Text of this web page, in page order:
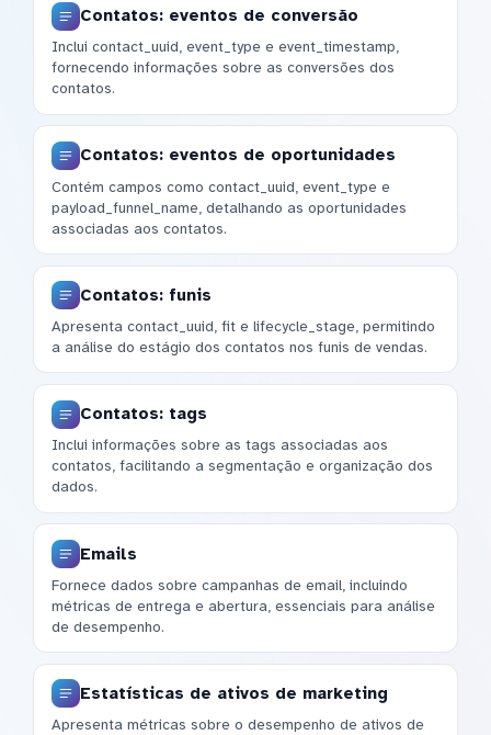
Contatos: eventos de conversão
Inclui contact_uuid, event_type e event_timestamp,
fornecendo informações sobre as conversões dos
contatos.
Contatos: eventos de oportunidades
Contém campos como contact_uuid, event_type e
payload_funnel_name, detalhando as oportunidades
associadas aos contatos.
Contatos: funis
Apresenta contact_uuid, fit e lifecycle_stage, permitindo
a análise do estágio dos contatos nos funis de vendas.
Contatos: tags
Inclui informações sobre as tags associadas aos
contatos, facilitando a segmentação e organização dos
dados.
Emails
Fornece dados sobre campanhas de email, incluindo
métricas de entrega e abertura, essenciais para análise
de desempenho.
Estatísticas de ativos de marketing
Apresenta métricas sobre o desempenho de ativos de